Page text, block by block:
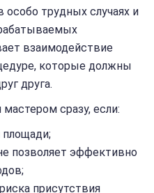
особо трудных случаях и
взаимодействие
которые должны
друга.
сразу, если:
позволяет эффективно
присутствия